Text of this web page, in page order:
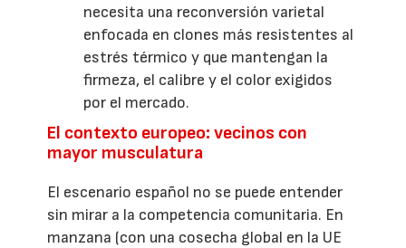
necesita una reconversión varietal
enfocada en clones más resistentes al
estrés térmico y que mantengan la
firmeza, el calibre y el color exigidos
por el mercado.
El contexto europeo: vecinos con
mayor musculatura
El escenario español no se puede entender
sin mirar a la competencia comunitaria. En
manzana (con una cosecha global en la UE